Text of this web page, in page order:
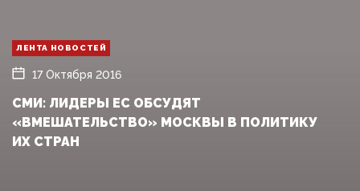
ЛЕНТА НОВОСТЕЙ
17 Октября 2016
СМИ: ЛИДЕРЫ ЕС ОБСУДЯТ
«ВМЕШАТЕЛЬСТВО» МОСКВЫ В ПОЛИТИКУ
ИХ СТРАН